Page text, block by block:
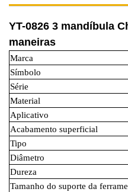
YT-0826 3 mandíbula
maneiras
Marca
Símbolo
Série
Material
Aplicativo
Acabamento superficial
Tipo
Diâmetro
Dureza
Tamanho do suporte da